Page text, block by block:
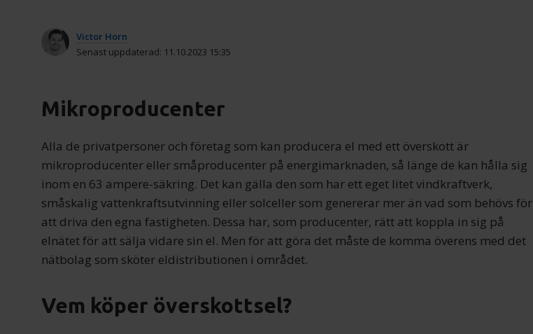
Victor Horn
Senast uppdaterad: 11.10.2023 15:35
Mikroproducenter
Alla de privatpersoner och företag som kan producera el med ett överskott är
mikroproducenter eller småproducenter på energimarknaden, så länge de kan hålla sig
inom en 63 ampere-säkring. Det kan gälla den som har ett eget litet vindkraftverk,
småskalig vattenkraftsutvinning eller solceller som genererar mer än vad som behövs för
att driva den egna fastigheten. Dessa har, som producenter, rätt att koppla in sig på
elnätet för att sälja vidare sin el. Men för att göra det måste de komma överens med det
nätbolag som sköter eldistributionen i området.
Vem köper överskottsel?